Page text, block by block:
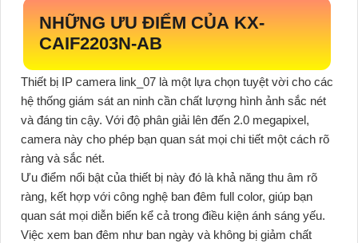
NHỮNG ƯU ĐIỂM CỦA KX-
CAIF2203N-AB
Thiết bị IP camera link_07 là một lựa chọn tuyệt vời cho các
hệ thống giám sát an ninh cần chất lượng hình ảnh sắc nét
và đáng tin cậy. Với độ phân giải lên đến 2.0 megapixel,
camera này cho phép bạn quan sát mọi chi tiết một cách rõ
ràng và sắc nét.
Ưu điểm nổi bật của thiết bị này đó là khả năng thu âm rõ
ràng, kết hợp với công nghệ ban đêm full color, giúp bạn
quan sát mọi diễn biến kể cả trong điều kiện ánh sáng yếu.
Việc xem ban đêm như ban ngày và không bị giảm chất